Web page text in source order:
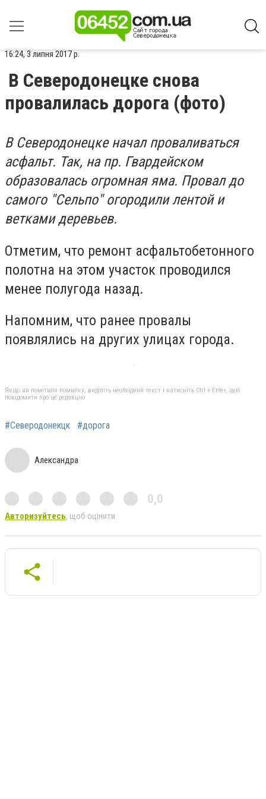
16:24, 3 липня 2017 р.
В Северодонецке снова
провалилась дорога (фото)
В Северодонецке начал проваливаться
асфальт. Так, на пр. Гвардейском
образовалась огромная яма. Провал до
самого "Сельпо" огородили лентой и
ветками деревьев.
Отметим, что ремонт асфальтобетонного
полотна на этом участок проводился
менее полугода назад.
Напомним, что ранее провалы
появлялись на других улицах города.
Якщо ви помітили помилку, виділіть необхідний текст і натисніть Ctrl + Enter, щоб
повідомити про це редакцію
#Северодонекцк #дорога
Александра
0,0
Авторизуйтесь, щоб оцінити